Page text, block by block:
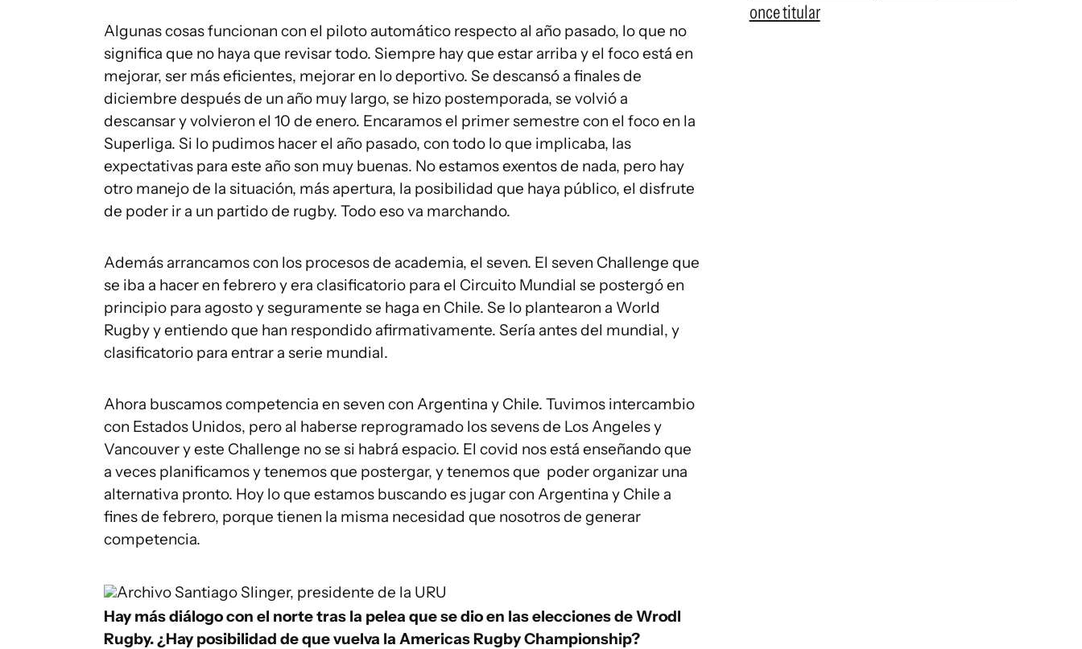
Algunas cosas funcionan con el piloto automático respecto al año pasado, lo que no
significa que no haya que revisar todo. Siempre hay que estar arriba y el foco está en
mejorar, ser más eficientes, mejorar en lo deportivo. Se descansó a finales de
diciembre después de un año muy largo, se hizo postemporada, se volvió a
descansar y volvieron el 10 de enero. Encaramos el primer semestre con el foco en la
Superliga. Si lo pudimos hacer el año pasado, con todo lo que implicaba, las
expectativas para este año son muy buenas. No estamos exentos de nada, pero hay
otro manejo de la situación, más apertura, la posibilidad que haya público, el disfrute
de poder ir a un partido de rugby. Todo eso va marchando.
Además arrancamos con los procesos de academia, el seven. El seven Challenge que
se iba a hacer en febrero y era clasificatorio para el Circuito Mundial se postergó en
principio para agosto y seguramente se haga en Chile. Se lo plantearon a World
Rugby y entiendo que han respondido afirmativamente. Sería antes del mundial, y
clasificatorio para entrar a serie mundial.
Ahora buscamos competencia en seven con Argentina y Chile. Tuvimos intercambio
con Estados Unidos, pero al haberse reprogramado los sevens de Los Angeles y
Vancouver y este Challenge no se si habrá espacio. El covid nos está enseñando que
a veces planificamos y tenemos que postergar, y tenemos que poder organizar una
alternativa pronto. Hoy lo que estamos buscando es jugar con Argentina y Chile a
fines de febrero, porque tienen la misma necesidad que nosotros de generar
competencia.
Archivo Santiago Slinger, presidente de la URU
Hay más diálogo con el norte tras la pelea que se dio en las elecciones de Wrodl
Rugby. ¿Hay posibilidad de que vuelva la Americas Rugby Championship?
once titular